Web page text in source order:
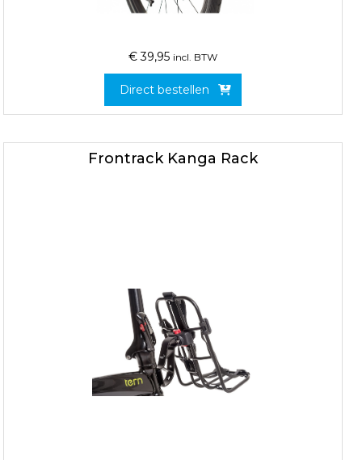
€ 39,95 incl. BTW
Direct bestellen
Frontrack Kanga Rack